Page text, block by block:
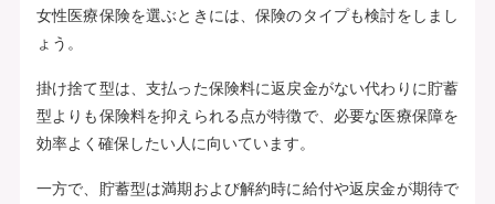
女性医療保険を選ぶときには、保険のタイプも検討をしまし
ょう。
掛け捨て型は、支払った保険料に返戻金がない代わりに貯蓄
型よりも保険料を抑えられる点が特徴で、必要な医療保障を
効率よく確保したい人に向いています。
一方で、貯蓄型は満期および解約時に給付や返戻金が期待で